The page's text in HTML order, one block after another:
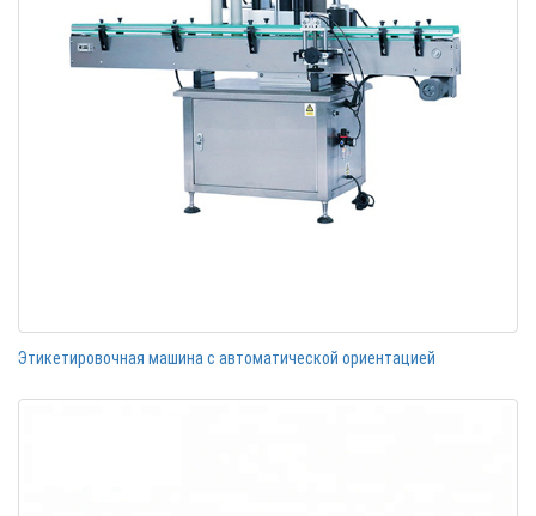
Этикетировочная машина с автоматической ориентацией